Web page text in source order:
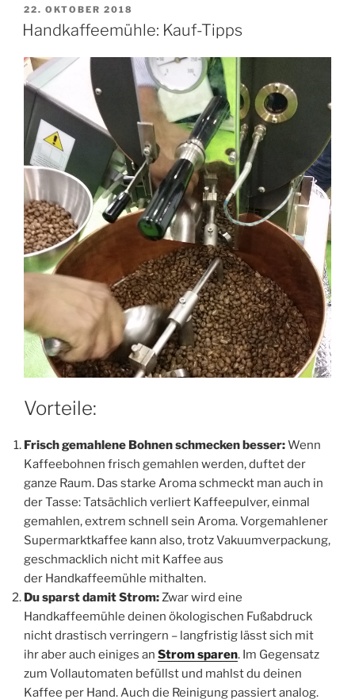
VERÖFFENTLICHT
AM
22. OKTOBER 2018
Handkaffeemühle: Kauf-Tipps
Vorteile:
Frisch gemahlene Bohnen schmecken besser:Wenn
Kaffeebohnen frisch gemahlen werden, duftet der
ganze Raum. Das starke Aroma schmeckt man auch in
der Tasse: Tatsächlich verliert Kaffeepulver, einmal
gemahlen, extrem schnell sein Aroma. Vorgemahlener
Supermarktkaffee kann also, trotz Vakuumverpackung,
geschmacklich nicht mit Kaffee aus
der Handkaffeemühle mithalten.
Du sparst damit Strom:Zwar wird eine
Handkaffeemühle deinen ökologischen Fußabdruck
nicht drastisch verringern – langfristig lässt sich mit
ihr aber auch einiges an Strom sparen. Im Gegensatz
zum Vollautomaten befüllst und mahlst du deinen
Kaffee per Hand. Auch die Reinigung passiert analog.